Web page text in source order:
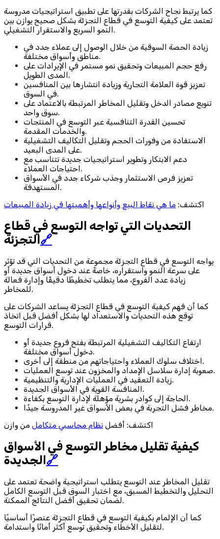
كما يرتبط نجاح الشركات بقدرتها على تطبيق استراتيجيات مدروسة
تعتمد على كيفية التوسع في قطاع التجزئة بشكل صحيح يوازن بين
النمو السريع والاستقرار التشغيلي.
زيادة الحصة السوقية من خلال الوصول إلى عملاء جدد في
مناطق وأسواق مختلفة.
رفع حجم المبيعات وتحقيق نمو مستمر في الإيرادات على
المدى الطويل.
تعزيز قوة العلامة التجارية وزيادة انتشارها بين المنافسين
في السوق.
تنويع مصادر الدخل وتقليل المخاطر المرتبطة بالاعتماد على
سوق واحد.
تحسين القدرة التنافسية عبر التوسع في المنتجات
والخدمات المقدمة.
الاستفادة من وفورات الحجم وتقليل التكاليف التشغيلية
على المدى البعيد.
دعم الابتكار وتطوير استراتيجيات جديدة تتناسب مع
احتياجات العملاء.
تعزيز فرص الاستثمار وجذب شركاء جدد في الأسواق
المستهدفة.
اكتشف: ما هي نقاط البيع وأنواعها وأهميتها في زيادة المبيعات
التحديات التي تواجه التوسع في قطاع
التجزئة 🔗
يواجه التوسع في قطاع التجزئة مجموعة من التحديات التي قد تؤثر
على سرعة النمو واستقراره، خاصةً عند دخول أسواق جديدة أو
زيادة عدد الفروع، مما يتطلب تخطيطًا دقيقًا وإدارة فعالة
للمخاطر.
كما أن فهم كيفية التوسع في قطاع التجزئة يساعد الشركات على
توقع هذه التحديات والاستعداد لها بشكل أفضل قبل اتخاذ
قرارات التوسع.
ارتفاع التكاليف التشغيلية المرتبطة بفتح فروع جديدة أو
دخول أسواق مختلفة.
اختلاف سلوك العملاء واحتياجاتهم من منطقة إلى أخرى.
صعوبة إدارة سلاسل الإمداد والمخزون عند توسع العمليات.
زيادة التعقيد في العمليات الإدارية والتنظيمية.
المنافسة القوية في الأسواق الجديدة.
الحاجة إلى كوادر بشرية مؤهلة لإدارة التوسع بكفاءة.
مخاطر فشل التجربة في بعض الأسواق غير المدروسة جيدًا.
اكتشف: أفضل نظام محاسبي متكامل من وازن
كيفية تقليل مخاطر التوسع في الأسواق
الجديدة 🔗
تقليل المخاطر عند التوسع يتطلب استراتيجية واضحة تعتمد على
التحليل والتخطيط المسبق، مع اختبار السوق قبل التوسع الكامل
لضمان تحقيق أفضل النتائج الممكنة.
كما أن الإلمام بكيفية التوسع في قطاع التجزئة عنصرًا أساسيًا
لتقليل الأخطاء وتحقيق توسع أكثر أمانًا واستدامة.